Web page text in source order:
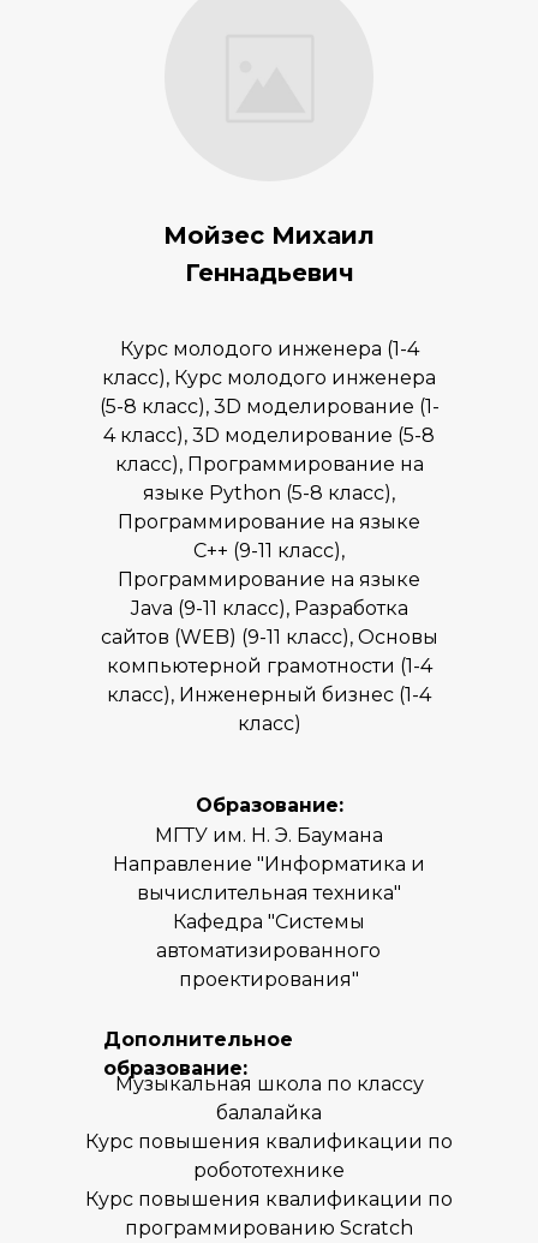
Мойзес Михаил
Геннадьевич
Курс молодого инженера (1-4
класс), Курс молодого инженера
(5-8 класс), 3D моделирование (1-
4 класс), 3D моделирование (5-8
класс), Программирование на
языке Python (5-8 класс),
Программирование на языке
С++ (9-11 класс),
Программирование на языке
Java (9-11 класс), Разработка
сайтов (WEB) (9-11 класс), Основы
компьютерной грамотности (1-4
класс), Инженерный бизнес (1-4
класс)
Образование:
МГТУ им. Н. Э. Баумана
Направление "Информатика и
вычислительная техника"
Кафедра "Системы
автоматизированного
проектирования"
Дополнительное
образование:
Музыкальная школа по классу
балалайка
Курс повышения квалификации по
робототехнике
Курс повышения квалификации по
программированию Scratch
119602, Москва, улица
Покрышкина, 8к2
Наше местоположение